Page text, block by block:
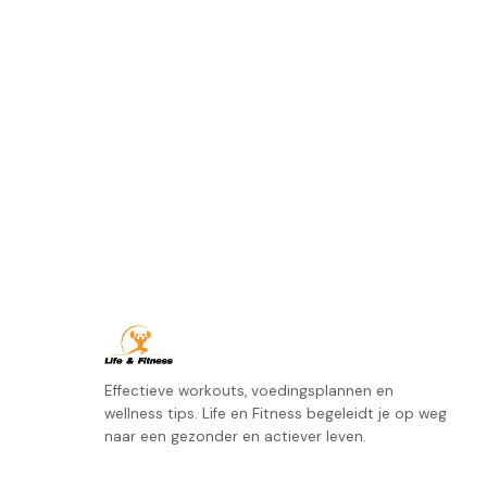
Effectieve workouts, voedingsplannen en
wellness tips. Life en Fitness begeleidt je op weg
naar een gezonder en actiever leven.